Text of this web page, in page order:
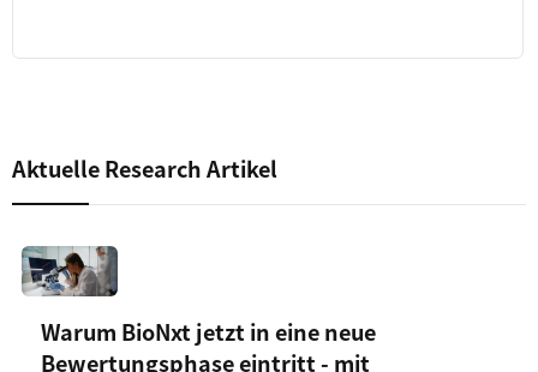
Aktuelle Research Artikel
Warum BioNxt jetzt in eine neue
Bewertungsphase eintritt - mit